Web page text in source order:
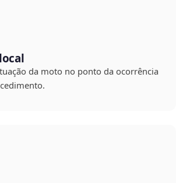
da moto no ponto da ocorrência